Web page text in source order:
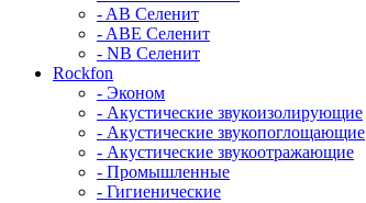
- AB Селенит
- ABE Селенит
- NB Селенит
Rockfon
- Эконом
- Акустические звукоизолирующие
- Акустические звукопоглощающие
- Акустические звукоотражающие
- Промышленные
- Гигиенические